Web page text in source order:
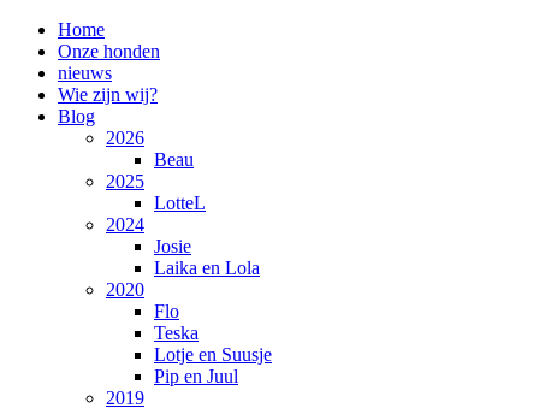
Home
Onze honden
nieuws
Wie zijn wij?
Blog
2026
Beau
2025
LotteL
2024
Josie
Laika en Lola
2020
Flo
Teska
Lotje en Suusje
Pip en Juul
2019